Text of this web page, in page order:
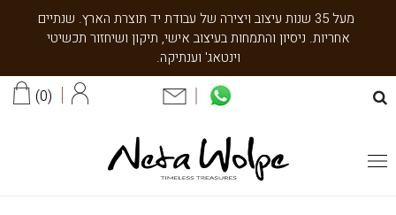
מעל 35 שנות עיצוב ויצירה של עבודת יד תוצרת הארץ. שנתיים
אחריות. ניסיון והתמחות בעיצוב אישי, תיקון ושיחזור תכשיטי
וינטאג' וענתיקה.
0